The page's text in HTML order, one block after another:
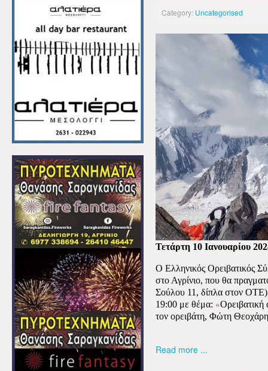
Category: Uncategorised
Τετάρτη 10 Ιανουαρίου
Ο Ελληνικός Ορειβατικός
στο Αγρίνιο, που θα
Σούλου 11, δίπλα στον
19:00 με θέμα: «Ορειβατική
τον ορειβάτη, Φώτη
Read more ...